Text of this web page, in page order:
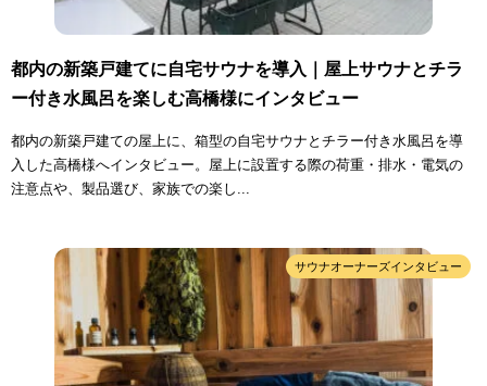
都内の新築戸建てに自宅サウナを導入｜屋上サウナとチラ
ー付き水風呂を楽しむ高橋様にインタビュー
都内の新築戸建ての屋上に、箱型の自宅サウナとチラー付き水風呂を導
入した高橋様へインタビュー。屋上に設置する際の荷重・排水・電気の
注意点や、製品選び、家族での楽し...
サウナオーナーズインタビュー